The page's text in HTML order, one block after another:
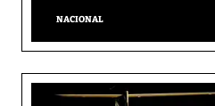
NACIONAL